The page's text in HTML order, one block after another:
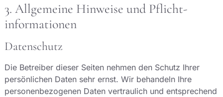
3. Allgemeine Hinweise und Pflicht­
informationen
Datenschutz
Die Betreiber dieser Seiten nehmen den Schutz Ihrer
persönlichen Daten sehr ernst. Wir behandeln Ihre
personenbezogenen Daten vertraulich und entsprechend